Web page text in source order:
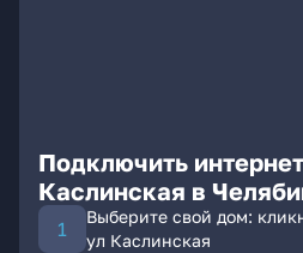
Подключить
Каслинская в
Выберите свой дом:
ул Каслинская